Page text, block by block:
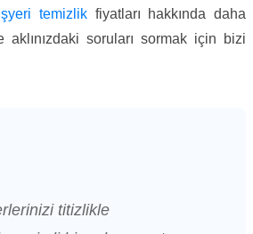
temizlikfiyatları hakkında daha
soruları sormak için bizi
titizlikle